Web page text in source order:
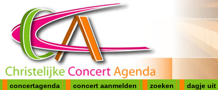
concertagenda concert aanmelden zoeken dagje uit